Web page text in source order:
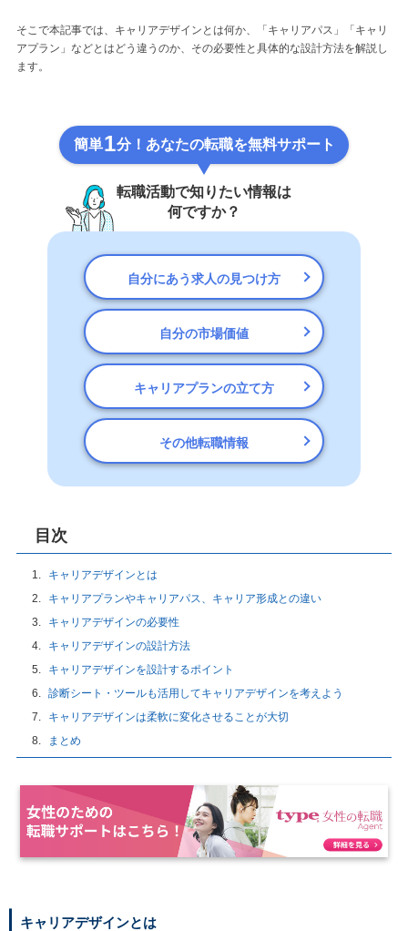
そこで本記事では、キャリアデザインとは何か、「キャリアパス」「キャリ
アプラン」などとはどう違うのか、その必要性と具体的な設計方法を解説し
ます。
簡単1分！あなたの転職を無料サポート
転職活動で知りたい情報は
何ですか？
自分にあう求人の見つけ方
自分の市場価値
キャリアプランの立て方
その他転職情報
目次
キャリアデザインとは
キャリアプランやキャリアパス、キャリア形成との違い
キャリアデザインの必要性
キャリアデザインの設計方法
キャリアデザインを設計するポイント
診断シート・ツールも活用してキャリアデザインを考えよう
キャリアデザインは柔軟に変化させることが大切
まとめ
キャリアデザインとは